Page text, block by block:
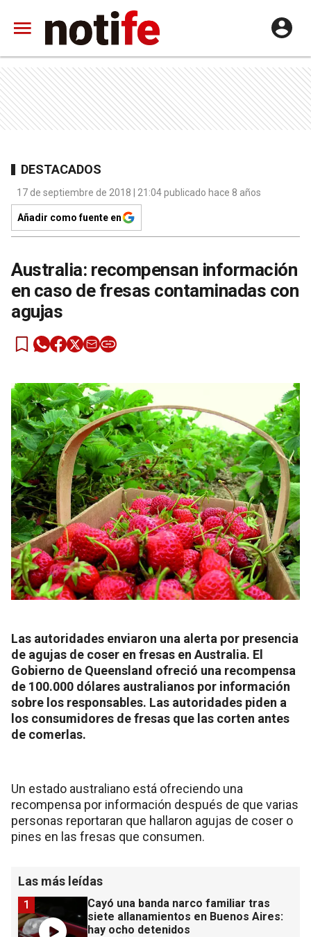
DESTACADOS
17 de septiembre de 2018 | 21:04 publicado hace 8 años
Añadir como fuente en
Australia: recompensan información
en caso de fresas contaminadas con
agujas
Las autoridades enviaron una alerta por presencia
de agujas de coser en fresas en Australia. El
Gobierno de Queensland ofreció una recompensa
de 100.000 dólares australianos por información
sobre los responsables. Las autoridades piden a
los consumidores de fresas que las corten antes
de comerlas.
Un estado australiano está ofreciendo una
recompensa por información después de que varias
personas reportaran que hallaron agujas de coser o
pines en las fresas que consumen.
Las más leídas
Cayó una banda narco familiar tras
siete allanamientos en Buenos Aires:
hay ocho detenidos
1